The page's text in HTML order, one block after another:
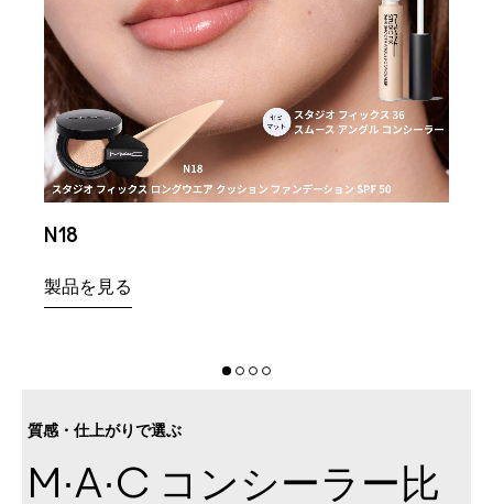
N18
製品を見る
質感・仕上がりで選ぶ
M·A·C コンシーラー比